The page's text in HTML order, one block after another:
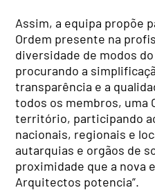
Assim, a equipa propõe
Ordem presente na
diversidade de modos
procurando a
transparência e a
todos os membros, uma
território, participando
nacionais, regionais e
autarquias e orgãos de
proximidade que a nova
Arquitectos potencia”.